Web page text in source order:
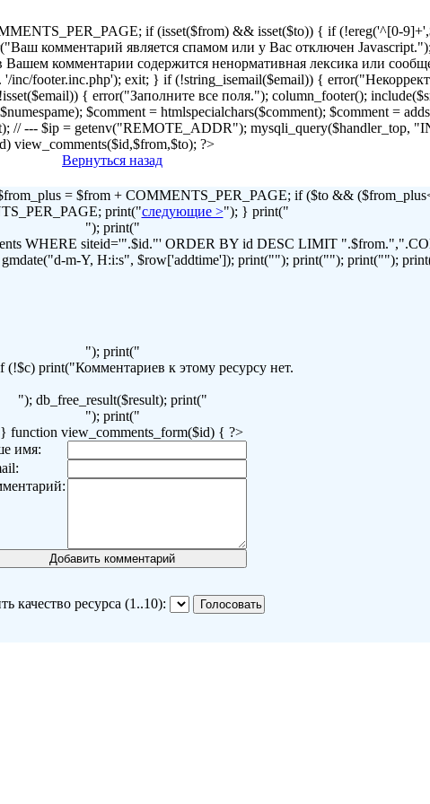
if (isset($from) && isset($to)) { if (!ereg('^[0-
комментарий является спамом или у Вас отключен
комментарии содержится ненормативная лексика или
footer.inc.php'); exit; } if (!string_isemail($email)) {
{ error("Заполните все поля."); column_footer();
$comment = htmlspecialchars($comment); $comment =
// --- $ip = getenv("REMOTE_ADDR"); mysqli_query($handler_top,
?>
Вернуться назад
= $from + COMMENTS_PER_PAGE; if ($to &&
print("следующие >"); } print("
"); print("
WHERE siteid='".$id."' ORDER BY id DESC LIMIT
m-Y, H:i:s", $row['addtime']); print(""); print(""); print("");
"); print("
print("Комментариев к этому ресурсу нет.
"); db_free_result($result); print("
"); print("
function view_comments_form($id) { ?>
имя:
качество ресурса (1..10):